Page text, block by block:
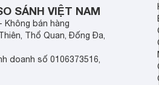
SÁNH VIỆT NAM
Không bán hàng
Thổ Quan, Đống Đa,
doanh số 0106373516,